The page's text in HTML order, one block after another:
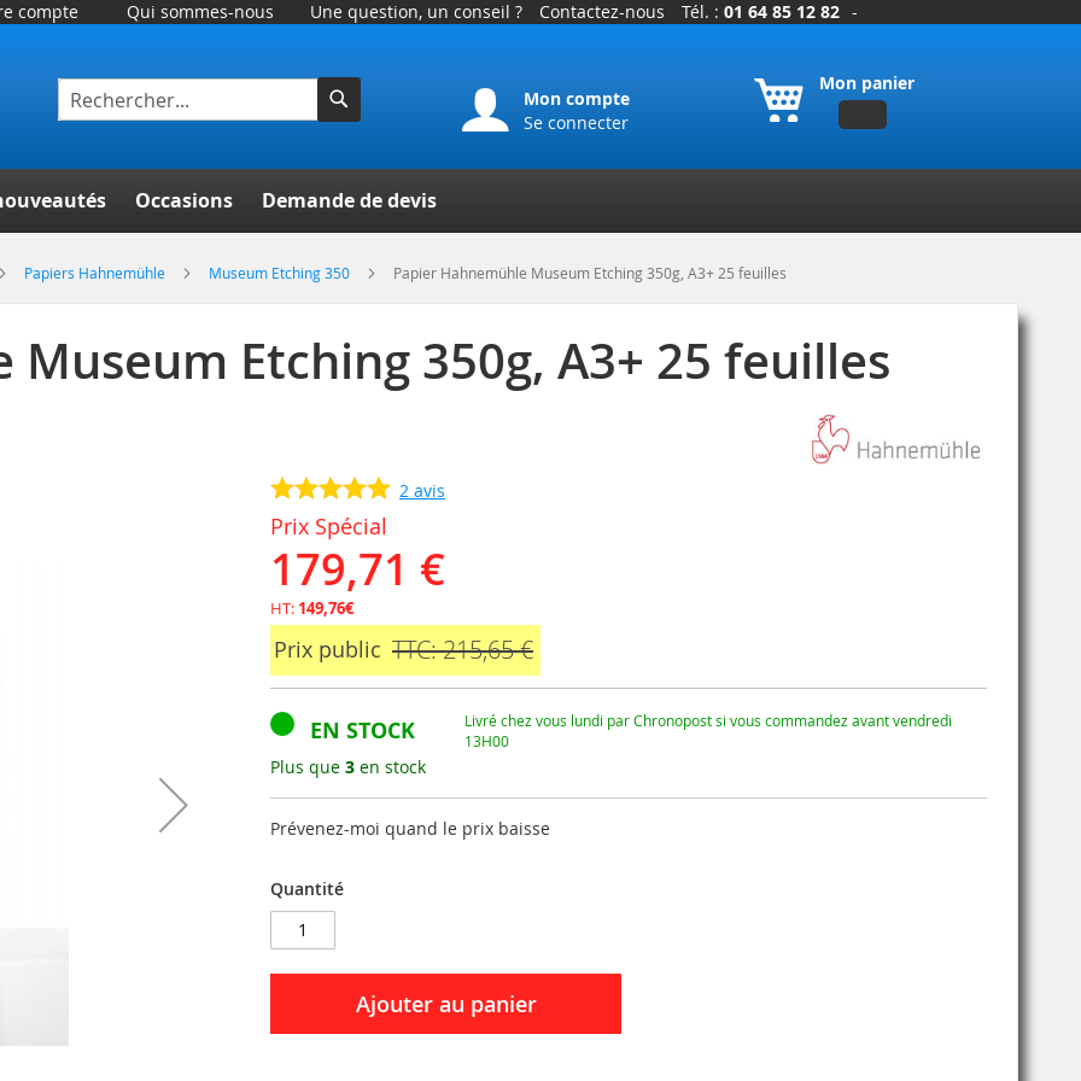
compte Qui sommes-nous Une question, un conseil ? Contactez-nous Tél. : 01 64 85 12 82 -
Mon panier
Mon compte
Se connecter
Occasions Demande de devis
Papiers Hahnemühle Museum Etching 350 Papier Hahnemühle Museum Etching 350g, A3+ 25 feuilles
Etching 350g, A3+ 25 feuilles
2 avis
Prix Spécial
179,71 €
HT: 149,76€
Prix public TTC: 215,65 €
EN STOCK
Livré chez vous lundi par Chronopost si vous commandez avant vendredi
13H00
Plus que 3 en stock
Prévenez-moi quand le prix baisse
Quantité
Ajouter au panier